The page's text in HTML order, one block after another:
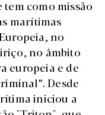
como missão
marítimas
no
no âmbito
europeia e de
Desde
iniciou a